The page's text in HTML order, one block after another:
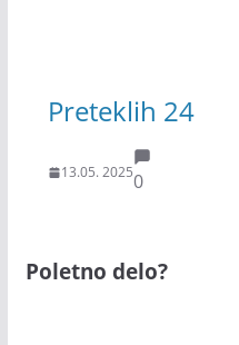
Preteklih 24
13.05. 20250
Poletno delo?